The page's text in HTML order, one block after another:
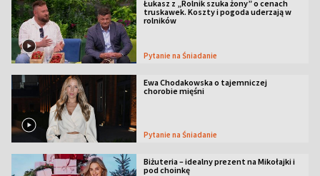
Łukasz z „Rolnik szuka żony” o cenach
truskawek. Koszty i pogoda uderzają w
rolników
Pytanie na Śniadanie
Ewa Chodakowska o tajemniczej
chorobie mięśni
Pytanie na Śniadanie
Biżuteria – idealny prezent na Mikołajki i
pod choinkę